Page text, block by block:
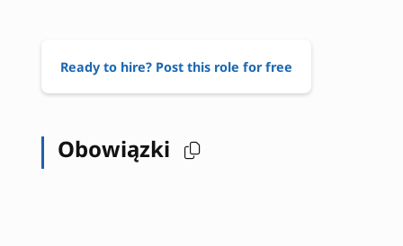
Ready to hire? Post this role for free
Obowiązki